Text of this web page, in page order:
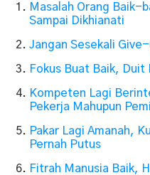
Masalah Orang Baik-
Sampai Dikhianati
Jangan Sesekali
Fokus Buat Baik,
Kompeten Lagi
Pekerja Mahupun
Pakar Lagi Amanah,
Pernah Putus
Fitrah Manusia Baik,